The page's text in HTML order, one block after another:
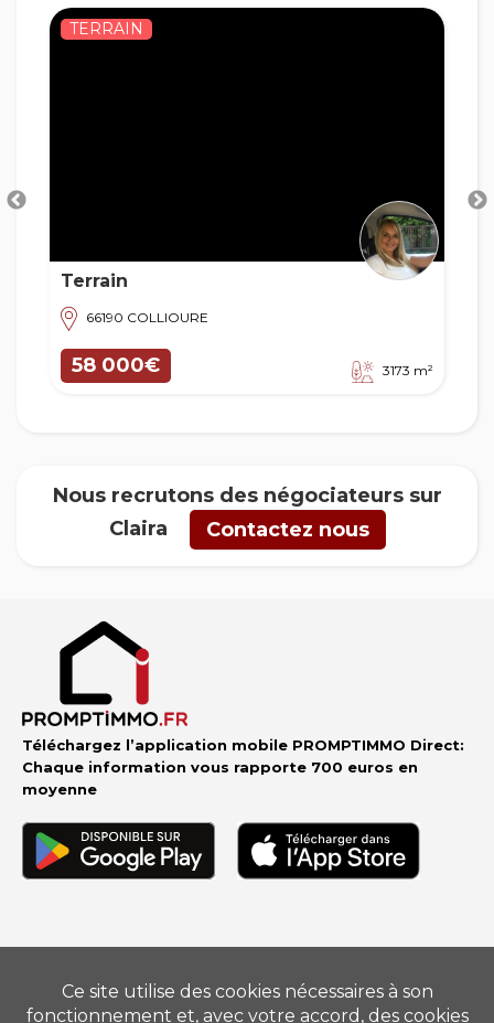
0
TERRAIN
Terrain
66190 COLLIOURE
58 000€ 3173 m²
Nous recrutons des négociateurs sur
Claira
Contactez nous
Téléchargez l’application mobile PROMPTIMMO Direct:
Chaque information vous rapporte 700 euros en
moyenne
Vendre–Acheter–Estimer–Nos conseillers–Devenir